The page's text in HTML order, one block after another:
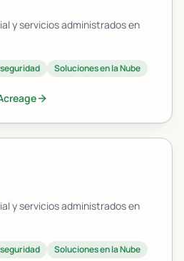
y servicios administrados en
Soluciones en la Nube
y servicios administrados en
Soluciones en la Nube